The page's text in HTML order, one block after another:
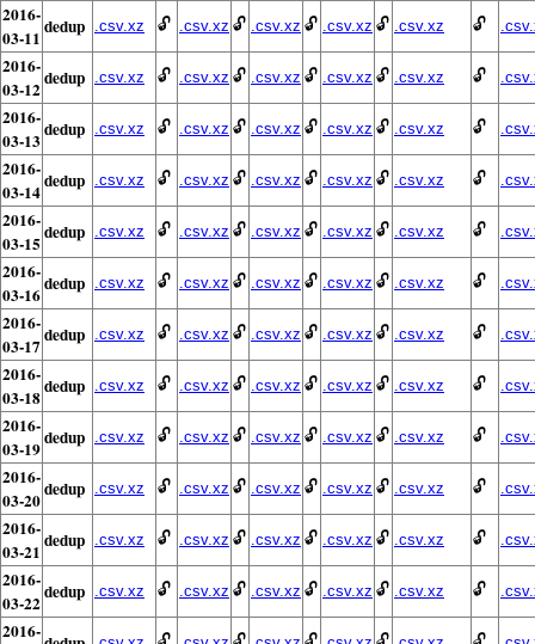
2016-
03-11 dedup .csv.xz 🔓 .csv.xz 🔓 .csv.xz 🔓 .csv.xz 🔓 .csv.xz 🔓
2016-
03-12dedup .csv.xz 🔓 .csv.xz 🔓 .csv.xz 🔓 .csv.xz 🔓 .csv.xz 🔓
2016-
03-13dedup .csv.xz 🔓 .csv.xz 🔓 .csv.xz 🔓 .csv.xz 🔓 .csv.xz 🔓
2016-
03-14dedup .csv.xz 🔓 .csv.xz 🔓 .csv.xz 🔓 .csv.xz 🔓 .csv.xz 🔓
2016-
03-15 dedup .csv.xz 🔓 .csv.xz 🔓 .csv.xz 🔓 .csv.xz 🔓 .csv.xz 🔓
2016-
03-16dedup .csv.xz 🔓 .csv.xz 🔓 .csv.xz 🔓 .csv.xz 🔓 .csv.xz 🔓
2016-
03-17dedup .csv.xz 🔓 .csv.xz 🔓 .csv.xz 🔓 .csv.xz 🔓 .csv.xz 🔓
2016-
03-18dedup .csv.xz 🔓 .csv.xz 🔓 .csv.xz 🔓 .csv.xz 🔓 .csv.xz 🔓
2016-
03-19dedup .csv.xz 🔓 .csv.xz 🔓 .csv.xz 🔓 .csv.xz 🔓 .csv.xz 🔓
2016-
03-20dedup .csv.xz 🔓 .csv.xz 🔓 .csv.xz 🔓 .csv.xz 🔓 .csv.xz 🔓
2016-
03-21 dedup .csv.xz 🔓 .csv.xz 🔓 .csv.xz 🔓 .csv.xz 🔓 .csv.xz 🔓
2016-
03-22dedup .csv.xz 🔓 .csv.xz 🔓 .csv.xz 🔓 .csv.xz 🔓 .csv.xz 🔓
2016-